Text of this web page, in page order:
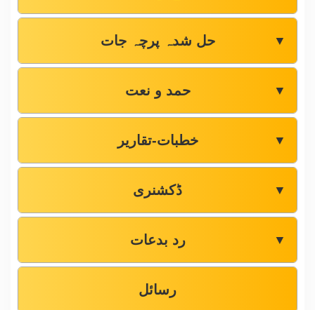
حل شدہ پرچہ جات ▼
حمد و نعت ▼
خطبات-تقاریر ▼
ڈکشنری ▼
رد بدعات ▼
رسائل